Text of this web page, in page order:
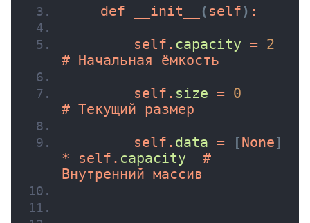
    def
__init__ ( self) :
        self.
capacity = 2
# Начальная ёмкость
        self.
size = 0
# Текущий размер
        self.
data = [ None]
* self. capacity
  #
Внутренний массив